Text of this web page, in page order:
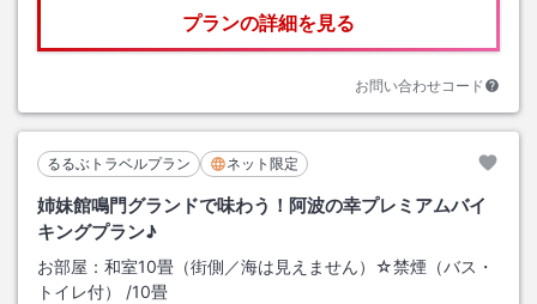
プランの詳細を見る
お問い合わせコード
るるぶトラベルプラン ネット限定
姉妹館鳴門グランドで味わう！阿波の幸プレミアムバイ
キングプラン♪
お部屋： 和室10畳（街側／海は見えません）☆禁煙（バス・
トイレ付）
/10畳